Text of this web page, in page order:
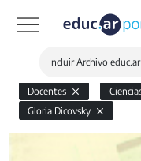
Incluir Archivo educ.ar
Docentes
Gloria Dicovsky